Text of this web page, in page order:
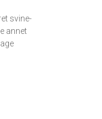
svine-
annet